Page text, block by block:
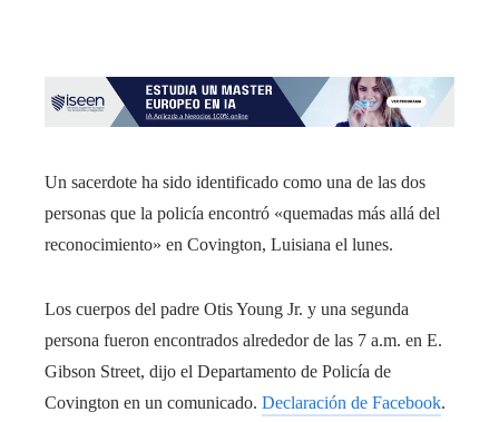
Un sacerdote ha sido identificado como una de las dos
personas que la policía encontró «quemadas más allá del
reconocimiento» en Covington, Luisiana el lunes.
Los cuerpos del padre Otis Young Jr. y una segunda
persona fueron encontrados alrededor de las 7 a.m. en E.
Gibson Street, dijo el Departamento de Policía de
Covington en un comunicado. Declaración de Facebook.